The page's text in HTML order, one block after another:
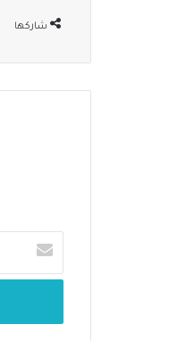
شاركها